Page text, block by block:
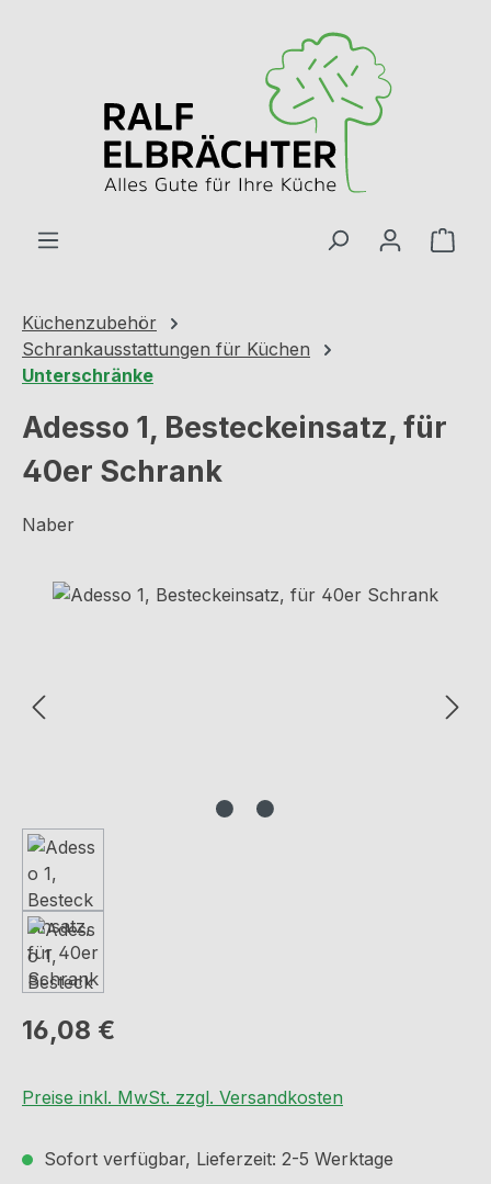
Küchenzubehör
Schrankausstattungen für Küchen
Unterschränke
Adesso 1, Besteckeinsatz, für
40er Schrank
Naber
Bildergalerie überspringen
Regulärer Preis:
16,08 €
Preise inkl. MwSt. zzgl. Versandkosten
Sofort verfügbar, Lieferzeit: 2-5 Werktage